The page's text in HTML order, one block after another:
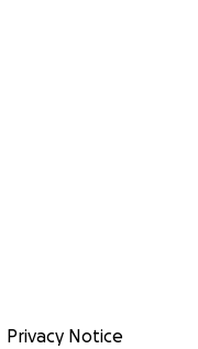
Privacy Notice